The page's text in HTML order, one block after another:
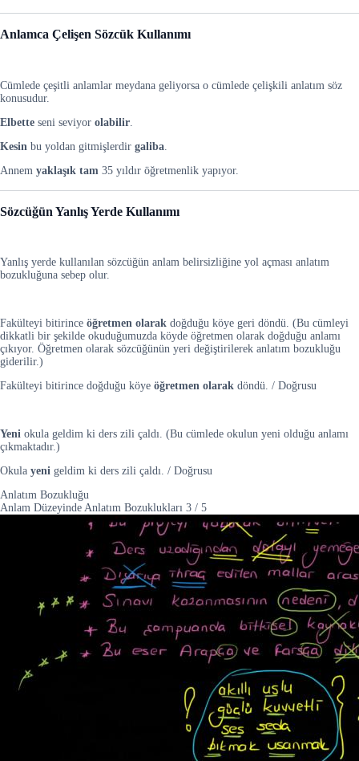
Anlamca Çelişen Sözcük Kullanımı
Cümlede çeşitli anlamlar meydana geliyorsa o cümlede çelişkili anlatım söz
konusudur.
Elbette seni seviyor olabilir
Kesin bu yoldan gitmişlerdir galiba
Annem yaklaşık tam 35 yıldır öğretmenlik yapıyor.
Sözcüğün Yanlış Yerde Kullanımı
Yanlış yerde kullanılan sözcüğün anlam belirsizliğine yol açması anlatım
bozukluğuna sebep olur.
Fakülteyi bitirince öğretmen olarak doğduğu köye geri döndü. (Bu cümleyi
dikkatli bir şekilde okuduğumuzda köyde öğretmen olarak doğduğu anlamı
çıkıyor. Öğretmen olarak sözcüğünün yeri değiştirilerek anlatım bozukluğu
giderilir.)
Fakülteyi bitirince doğduğu köye öğretmen olarak döndü. / Doğrusu
Yeni okula geldim ki ders zili çaldı. (Bu cümlede okulun yeni olduğu anlamı
çıkmaktadır.)
Okula yeni geldim ki ders zili çaldı. / Doğrusu
Anlatım Bozukluğu
Anlam Düzeyinde Anlatım Bozuklukları 3 / 5